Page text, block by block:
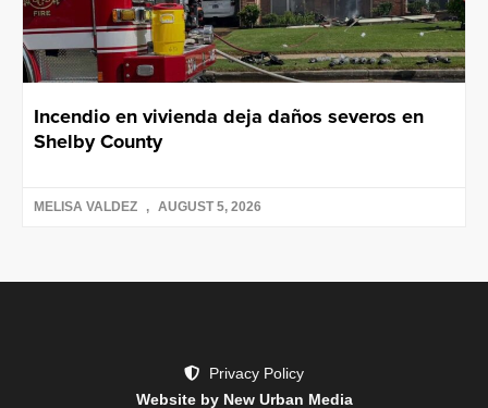
Incendio en vivienda deja daños severos en
Shelby County
MELISA VALDEZ AUGUST 5, 2026
Privacy Policy
Website by New Urban Media